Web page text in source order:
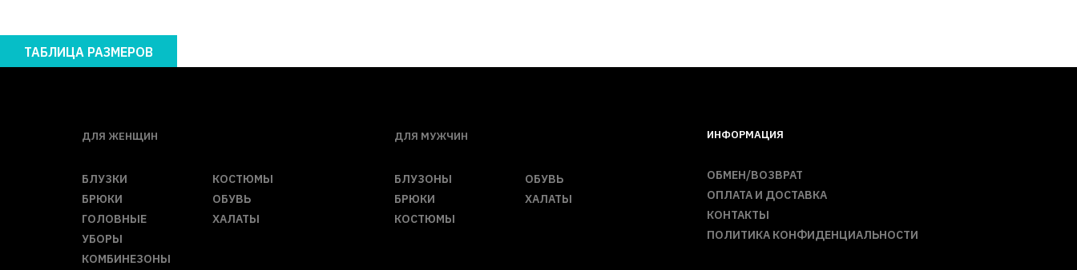
ТАБЛИЦА РАЗМЕРОВ
ДЛЯ ЖЕНЩИН
БЛУЗКИ
БРЮКИ
ГОЛОВНЫЕ
УБОРЫ
КОМБИНЕЗОНЫ
КОСТЮМЫ
ОБУВЬ
ХАЛАТЫ
ДЛЯ МУЖЧИН
БЛУЗОНЫ
БРЮКИ
КОСТЮМЫ
ОБУВЬ
ХАЛАТЫ
ИНФОРМАЦИЯ
ОБМЕН/ВОЗВРАТ
ОПЛАТА И ДОСТАВКА
КОНТАКТЫ
ПОЛИТИКА КОНФИДЕНЦИАЛЬНОСТИ